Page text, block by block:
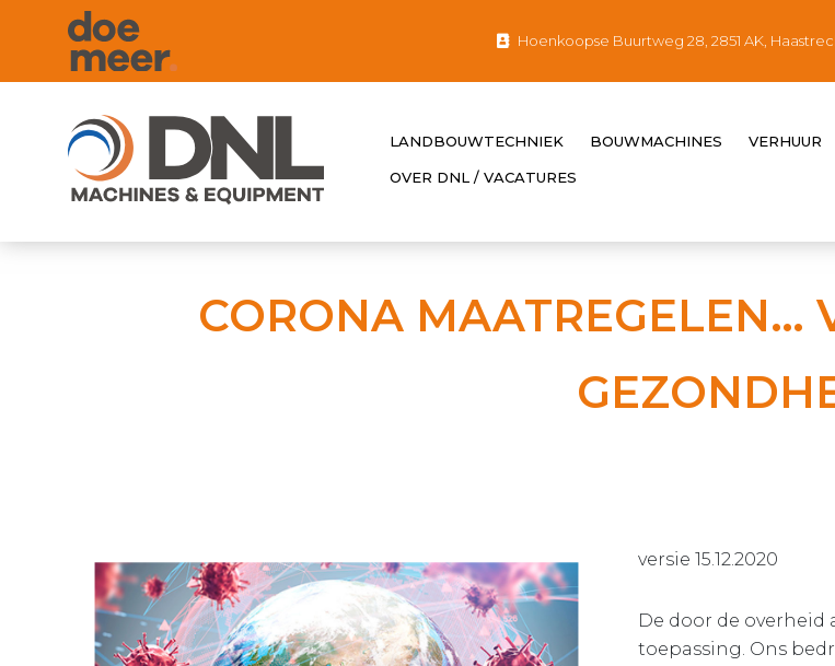
Hoenkoopse Buurtweg 28, 2851 AK,
LANDBOUWTECHNIEK BOUWMACHINES VERHUUR
OVER DNL / VACATURES
CORONA MAATREGELEN…
versie 15.12.2020
De door de
toepassing. Ons